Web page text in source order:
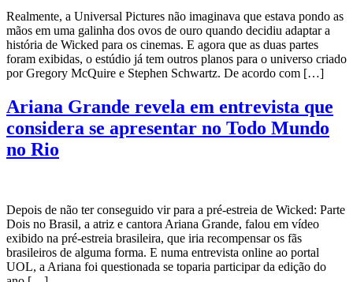
Realmente, a Universal Pictures não imaginava que estava pondo as
mãos em uma galinha dos ovos de ouro quando decidiu adaptar a
história de Wicked para os cinemas. E agora que as duas partes
foram exibidas, o estúdio já tem outros planos para o universo criado
por Gregory McQuire e Stephen Schwartz. De acordo com […]
Ariana Grande revela em entrevista que
considera se apresentar no Todo Mundo
no Rio
Depois de não ter conseguido vir para a pré-estreia de Wicked: Parte
Dois no Brasil, a atriz e cantora Ariana Grande, falou em vídeo
exibido na pré-estreia brasileira, que iria recompensar os fãs
brasileiros de alguma forma. E numa entrevista online ao portal
UOL, a Ariana foi questionada se toparia participar da edição do